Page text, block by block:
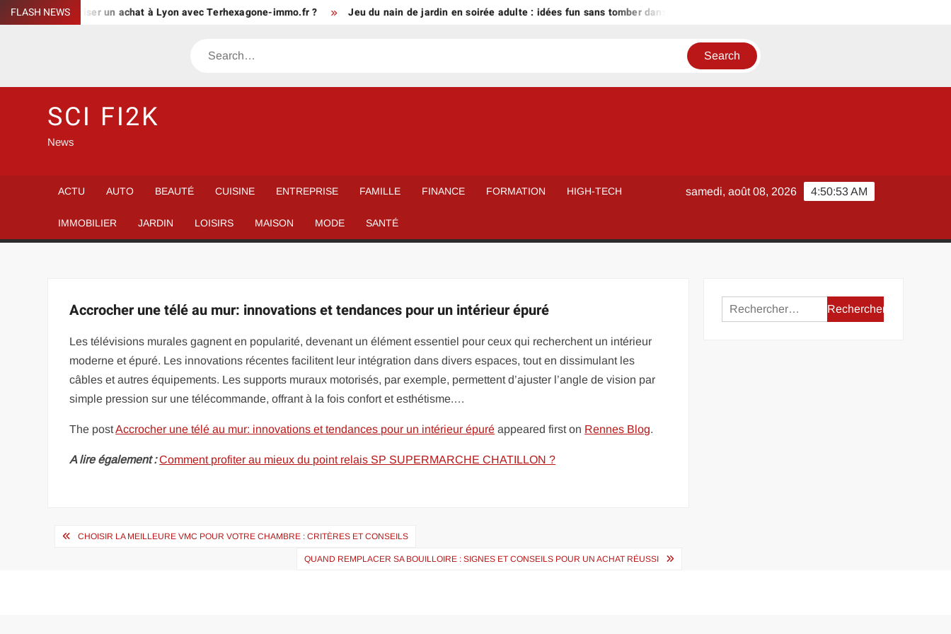
Skip
to
FLASH NEWS
Comment sécuriser un achat à Lyon avec Terhexagone-immo.fr ? Jeu du nain de jardin en soirée adulte : idées fun sans tomber dans le kitsch
Search
SCI FI2K
News
ACTU AUTO BEAUTÉ CUISINE ENTREPRISE FAMILLE FINANCE FORMATION HIGH-TECH
IMMOBILIER JARDIN LOISIRS MAISON MODE SANTÉ
4:50:53 AM
samedi, août 08, 2026
Accrocher une télé au mur: innovations et tendances pour un intérieur épuré
Les télévisions murales gagnent en popularité, devenant un élément essentiel pour ceux qui recherchent un intérieur
moderne et épuré. Les innovations récentes facilitent leur intégration dans divers espaces, tout en dissimulant les
câbles et autres équipements. Les supports muraux motorisés, par exemple, permettent d’ajuster l’angle de vision par
simple pression sur une télécommande, offrant à la fois confort et esthétisme.…
The postAccrocher une télé au mur: innovations et tendances pour un intérieur épuré appeared first on Rennes Blog.
A lire également : Comment profiter au mieux du point relais SP SUPERMARCHE CHATILLON ?
Navigation
CHOISIR LA MEILLEURE VMC POUR VOTRE CHAMBRE : CRITÈRES ET CONSEILS
QUAND REMPLACER SA BOUILLOIRE : SIGNES ET CONSEILS POUR UN ACHAT RÉUSSI
Rechercher :